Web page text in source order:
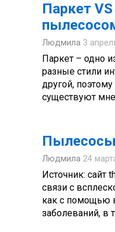
Паркет
Людмила 3
Паркет – одно
разные стили
другой,
существуют
Пылесосы
Людмила 24
Источник: сайт
связи с
как с помощью
заболеваний, в